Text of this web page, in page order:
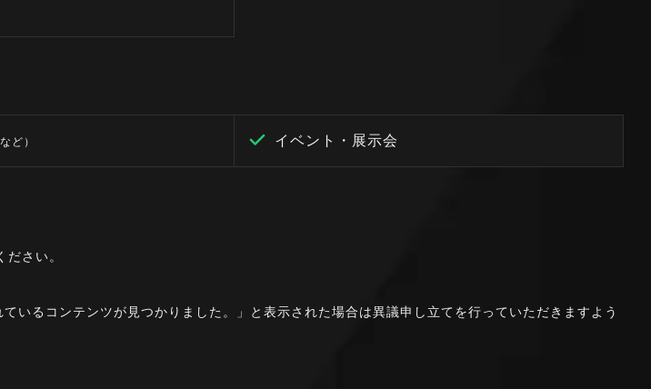
ど） イベント・展示会
ださい。
るコンテンツが見つかりました。」と表示された場合は異議申し立てを行っていただきますよう